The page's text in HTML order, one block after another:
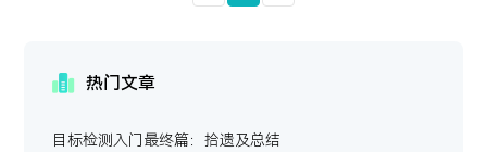
热门文章
目标检测入门最终篇：拾遗及总结